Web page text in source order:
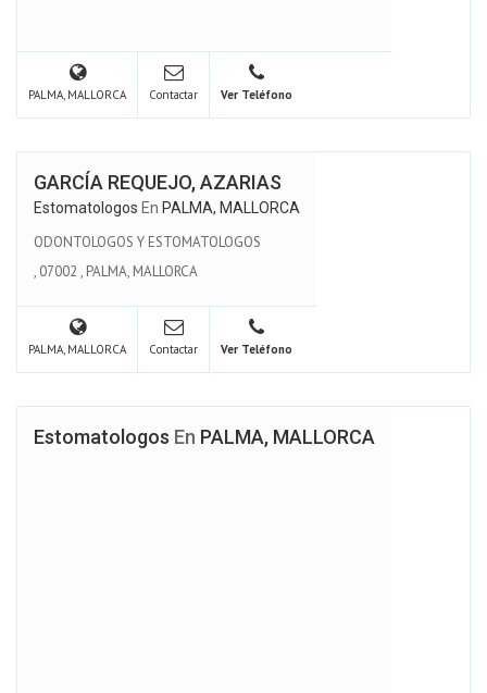
PALMA, MALLORCA Contactar Ver Teléfono
GARCÍA REQUEJO, AZARIAS
Estomatologos En PALMA, MALLORCA
ODONTOLOGOS Y ESTOMATOLOGOS
, 07002 , PALMA, MALLORCA
PALMA, MALLORCA Contactar Ver Teléfono
Estomatologos En PALMA, MALLORCA